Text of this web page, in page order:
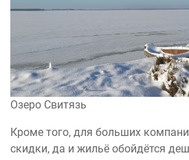
Озеро Свитязь
Кроме того, для больших
скидки, да и жильё обойдётся